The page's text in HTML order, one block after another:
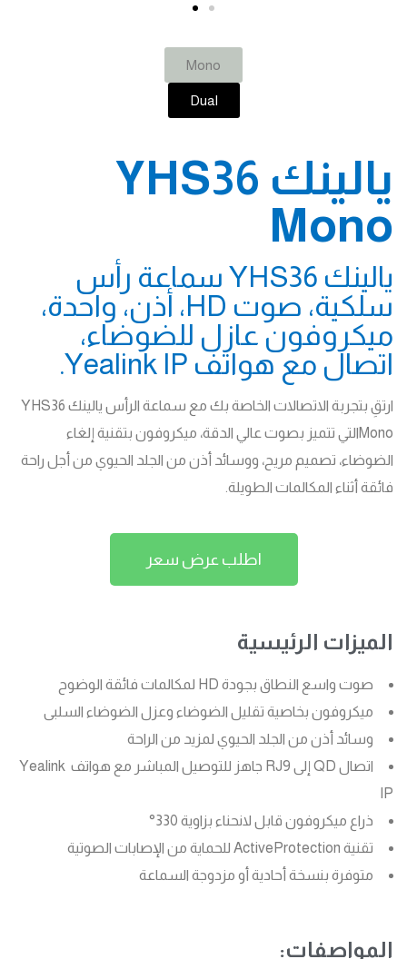
Mono
Dual
يالينك YHS36
Mono
يالينك YHS36 سماعة رأس
سلكية، صوت HD، أذن، واحدة،
ميكروفون عازل للضوضاء،
اتصال مع هواتف Yealink IP.
ارتقِ بتجربة الاتصالات الخاصة بك مع سماعة الرأس يالينك YHS36
Monoالتي تتميز بصوت عالي الدقة، ميكروفون بتقنية إلغاء
الضوضاء، تصميم مريح، ووسائد أذن من الجلد الحيوي من أجل راحة
فائقة أثناء المكالمات الطويلة.
اطلب عرض سعر
الميزات الرئيسية
صوت واسع النطاق بجودة HD لمكالمات فائقة الوضوح
ميكروفون بخاصية تقليل الضوضاء وعزل الضوضاء السلبى
وسائد أذن من الجلد الحيوي لمزيد من الراحة
اتصال QD إلى RJ9 جاهز للتوصيل المباشر مع هواتف Yealink
IP
ذراع ميكروفون قابل لانحناء بزاوية 330°
تقنية ActiveProtection للحماية من الإصابات الصوتية
متوفرة بنسخة أحادية أو مزدوجة السماعة
المواصفات: